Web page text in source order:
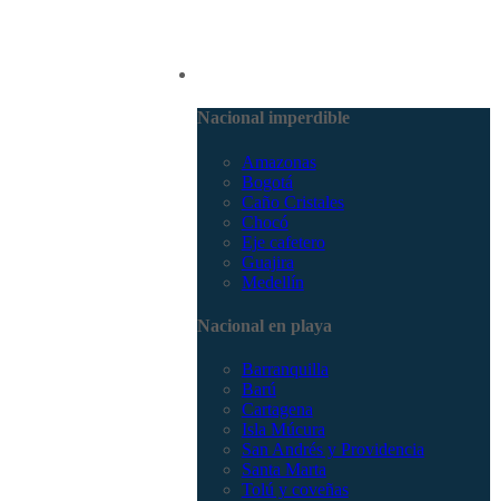
Nacional imperdible
Amazonas
Bogotá
Caño Cristales
Chocó
Eje cafetero
Guajira
Medellín
Nacional en playa
Barranquilla
Barú
Cartagena
Isla Múcura
San Andrés y Providencia
Santa Marta
Tolú y coveñas